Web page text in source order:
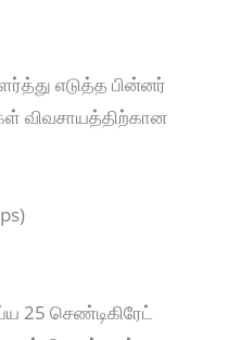
எடுத்த பின்னர்
விவசாயத்திற்கான
25 செண்டிகிரேட்